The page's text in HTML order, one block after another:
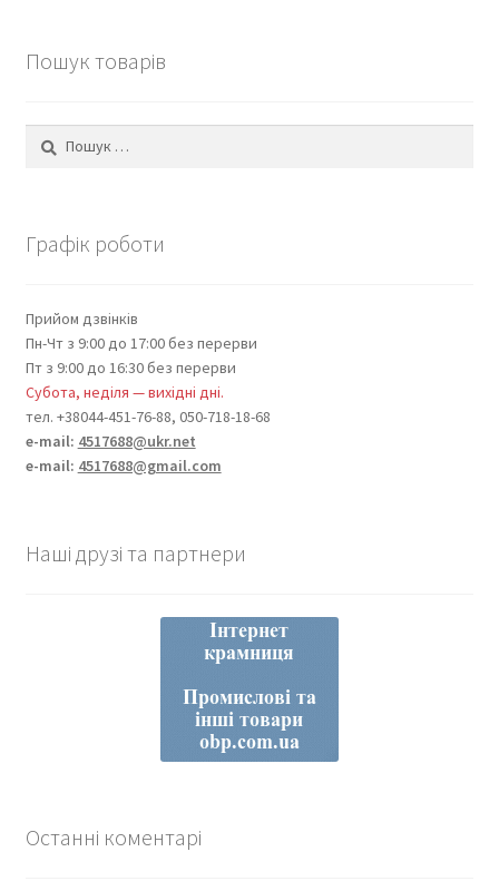
Пошук товарів
Пошук:
Графік роботи
Прийом дзвінків
Пн-Чт з 9:00 до 17:00 без перерви
Пт з 9:00 до 16:30 без перерви
Субота, неділя — вихідні дні.
тел. +38044-451-76-88, 050-718-18-68
e-mail: 4517688@ukr.net
e-mail: 4517688@gmail.com
Наші друзі та партнери
Останні коментарі